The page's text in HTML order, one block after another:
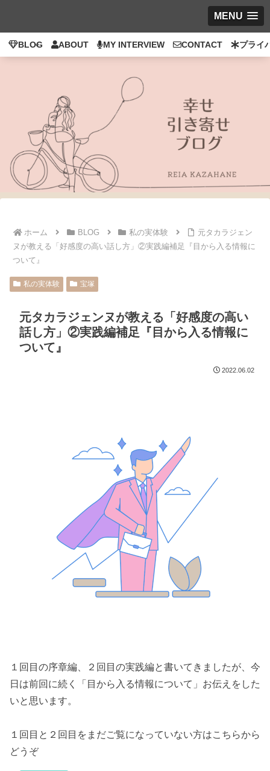
MENU
BLOG ABOUT MY INTERVIEW CONTACT プライ
ホーム BLOG 私の実体験
元タカラジェン
ヌが教える「好感度の高い話し方」②実践編補足『目から入る情報に
ついて』
私の実体験 宝塚
元タカラジェンヌが教える「好感度の高い
話し方」②実践編補足『目から入る情報に
ついて』
2022.06.02
１回目の序章編、２回目の実践編と書いてきましたが、今
日は前回に続く「目から入る情報について」お伝えをした
いと思います。
１回目と２回目をまだご覧になっていない方はこちらから
どうぞ